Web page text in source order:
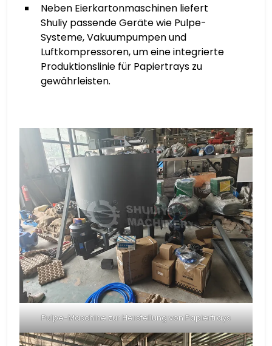
Neben Eierkartonmaschinen liefert
Shuliy passende Geräte wie Pulpe-
Systeme, Vakuumpumpen und
Luftkompressoren, um eine integrierte
Produktionslinie für Papiertrays zu
gewährleisten.
Pulpe-Maschine zur Herstellung von Papiertrays